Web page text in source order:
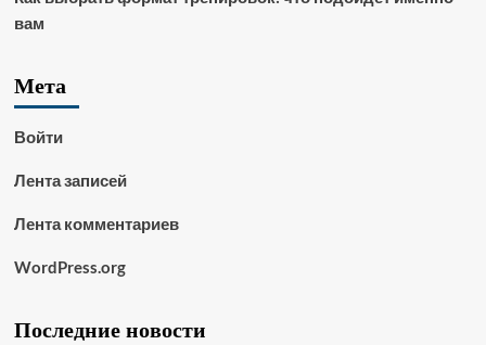
вам
Мета
Войти
Лента записей
Лента комментариев
WordPress.org
Последние новости